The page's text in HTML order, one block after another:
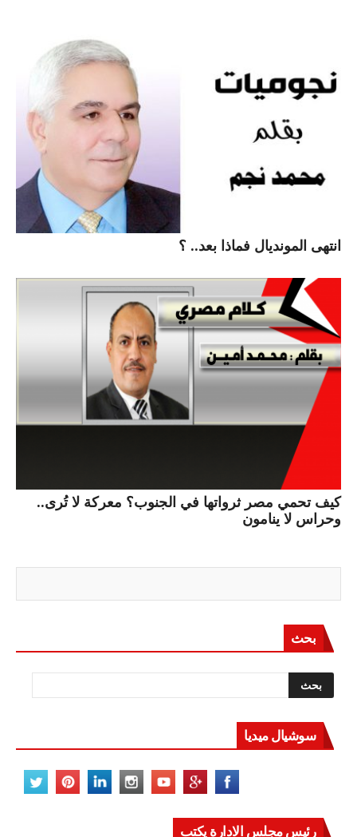
انتهى المونديال فماذا بعد.. ؟
كيف تحمي مصر ثرواتها في الجنوب؟ معركة لا تُرى..
وحراس لا ينامون
بحث
سوشيال ميديا
رئيس مجلس الادارة يكتب